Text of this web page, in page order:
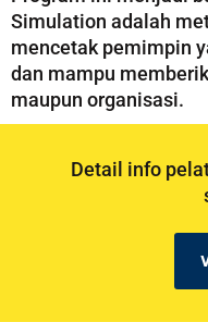
Simulation adalah
mencetak pemimpin
dan mampu
maupun organisasi.
Detail info